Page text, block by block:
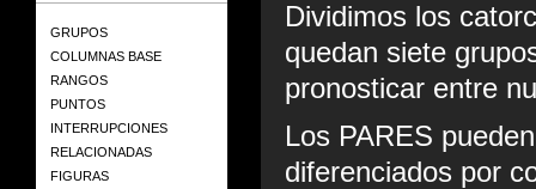
GRUPOS
COLUMNAS BASE
RANGOS
PUNTOS
INTERRUPCIONES
RELACIONADAS
FIGURAS
Dividimos los
quedan siete
pronosticar entre
Los PARES
diferenciados por